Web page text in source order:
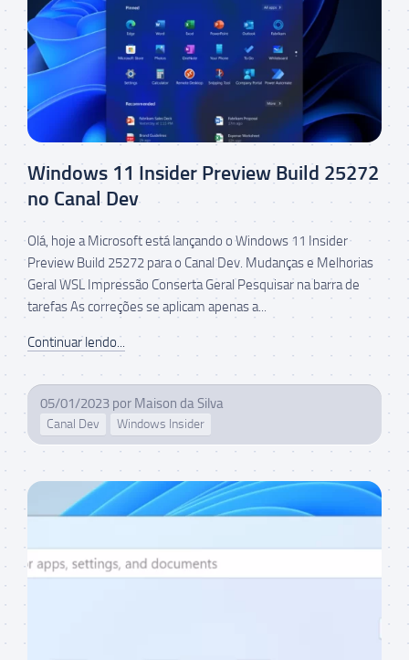
Windows 11 Insider Preview Build 25272
no Canal Dev
Olá, hoje a Microsoft está lançando o Windows 11 Insider
Preview Build 25272 para o Canal Dev. Mudanças e Melhorias
Geral WSL Impressão Conserta Geral Pesquisar na barra de
tarefas As correções se aplicam apenas a...
Continuar lendo...
05/01/2023 por Maison da Silva
Canal Dev Windows Insider